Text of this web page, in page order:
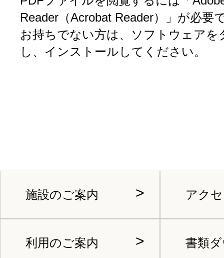
Reader（Acrobat Reader）」が必要
お持ちでない方は、ソフトウェアを
し、インストールしてください。
施設のご案内 アク
利用のご案内 書類